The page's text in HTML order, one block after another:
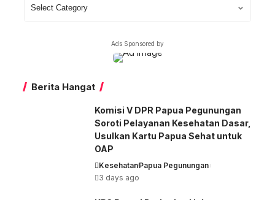
Ads Sponsored by
Berita Hangat
Komisi V DPR Papua Pegunungan
Soroti Pelayanan Kesehatan Dasar,
Usulkan Kartu Papua Sehat untuk
OAP
KesehatanPapua Pegunungan
3 days ago